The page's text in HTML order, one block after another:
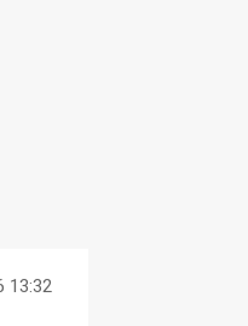
13:32